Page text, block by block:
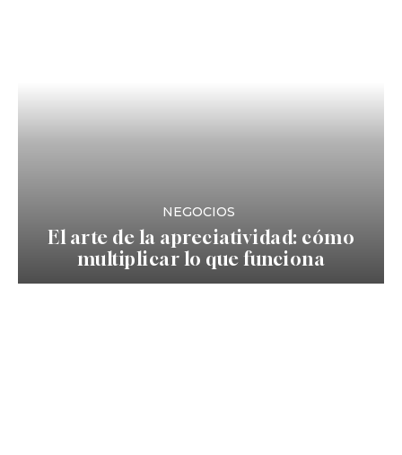
NEGOCIOS
El arte de la apreciatividad: cómo
multiplicar lo que funciona